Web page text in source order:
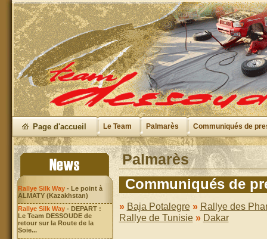
Page d'accueil Le Team Palmarès Communiqués de
Rallye Silk Way- Le point à
ALMATY (Kazakhstan)
Rallye Silk Way- DEPART :
Le Team DESSOUDE de
retour sur la Route de la
Soie...
Palmarès
Communiqués de
» Baja Potalegre» Rallye des
Rallye de Tunisie» Dakar